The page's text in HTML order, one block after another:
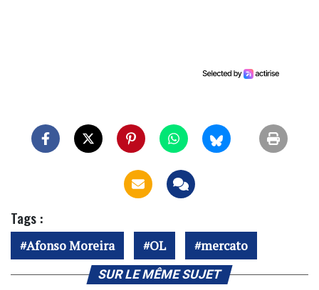
Tags :
Afonso Moreira OL mercato
SUR LE MÊME SUJET